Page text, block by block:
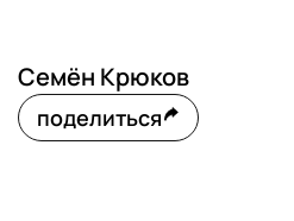
Семён Крюков
поделиться